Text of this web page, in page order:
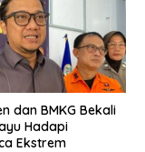
dan BMKG Bekali
Hadapi
Ekstrem